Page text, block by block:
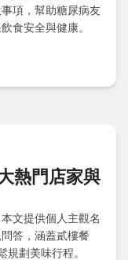
項，幫助糖尿病友
食安全與健康。
熱門店家與
文提供個人主觀名
答，涵蓋貳樓餐
劃美味行程。